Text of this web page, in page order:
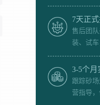
7天正
售后团
装、试
3-5个月
跟踪砂
营指导